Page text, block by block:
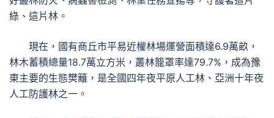
綠、這片林。
現在，國有商丘市平易近權林場運營面積達6.9萬畝，
林木蓄積總量18.7萬立方米，叢林籠罩率達79.7%，成為豫
東主要的生態樊籬，是全國四年夜平原人工林、亞洲十年夜
人工防護林之一。